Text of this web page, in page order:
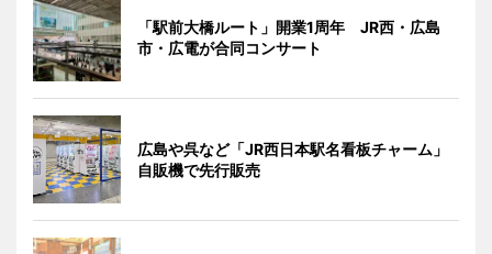
「駅前大橋ルート」開業1周年 JR西・広島
市・広電が合同コンサート
広島や呉など「JR西日本駅名看板チャーム」
自販機で先行販売